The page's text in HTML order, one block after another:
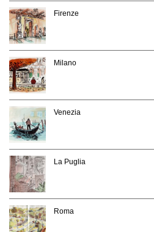
Firenze
Milano
Venezia
La Puglia
Roma